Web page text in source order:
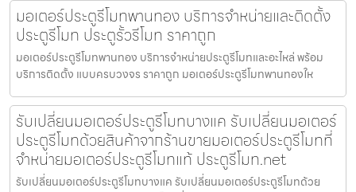
มอเตอร์ประตูรีโมทพานทอง บริการจำหน่ายและติดตั้ง
ประตูรีโมท ประตูรั้วรีโมท ราคาถูก
มอเตอร์ประตูรีโมทพานทอง บริการจำหน่ายประตูรีโมทและอะไหล่ พร้อม
บริการติดตั้ง แบบครบวงจร ราคาถูก มอเตอร์ประตูรีโมทพานทองให
รับเปลี่ยนมอเตอร์ประตูรีโมทบางแค รับเปลี่ยนมอเตอร์
ประตูรีโมทด้วยสินค้าจากร้านขายมอเตอร์ประตูรีโมทที่
จำหน่ายมอเตอร์ประตูรีโมทแท้ ประตูรีโมท.net
รับเปลี่ยนมอเตอร์ประตูรีโมทบางแค รับเปลี่ยนมอเตอร์ประตูรีโมทด้วย